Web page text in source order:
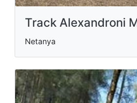
Track Alexandroni
Netanya